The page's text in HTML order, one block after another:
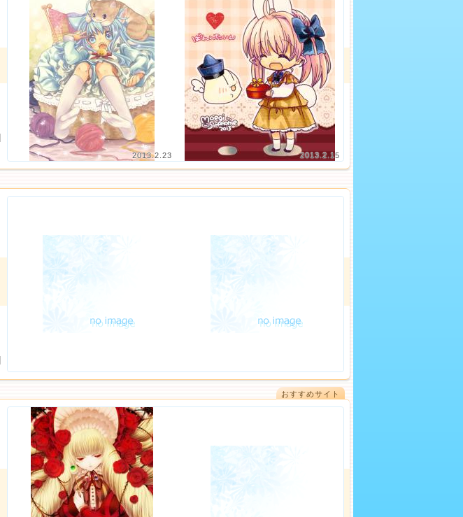
2013.2.23 2013.2.15
おすすめサイト